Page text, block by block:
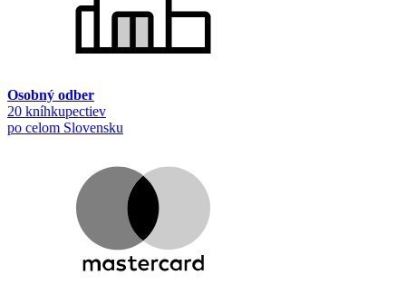
Osobný odber
20 kníhkupectiev
po celom Slovensku